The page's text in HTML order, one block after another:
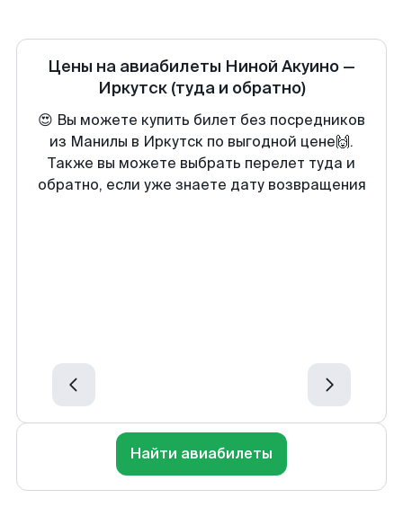
Цены на авиабилеты Ниной Акуино —
Иркутск (туда и обратно)
😍 Вы можете купить билет без посредников
из Манилы в Иркутск по выгодной цене🙌.
Также вы можете выбрать перелет туда и
обратно, если уже знаете дату возвращения
Найти авиабилеты